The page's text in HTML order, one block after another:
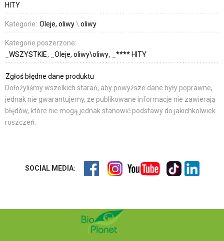
HITY
Kategorie: Oleje, oliwy\ oliwy
Kategorie poszerzone:
_WSZYSTKIE
_Oleje, oliwy\oliwy _**** HITY
Zgłoś błędne dane produktu
Dołożyliśmy wszelkich starań, aby powyższe dane były poprawne,
jednak nie gwarantujemy, że publikowane informacje nie zawierają
błędów, które nie mogą jednak stanowić podstawy do jakichkolwiek
roszczeń.
SOCIAL MEDIA: